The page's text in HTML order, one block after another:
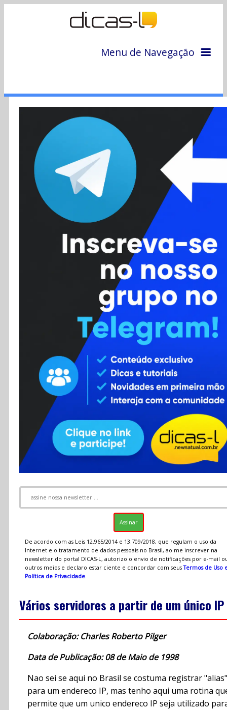
Menu de Navegação
Colunas
Colaboradores
Cursos
Enviar Dica
Contato
RSS
De acordo com as Leis 12.965/2014 e 13.709/2018, que regulam o uso da
Internet e o tratamento de dados pessoais no Brasil, ao me inscrever na
newsletter do portal DICAS-L, autorizo o envio de notificações por e-mail
outros meios e declaro estar ciente e concordar com seusTermos de Uso
Política de Privacidade.
Vários servidores a partir de um único IP
Colaboração: Charles Roberto Pilger
Data de Publicação: 08 de Maio de 1998
Nao sei se aqui no Brasil se costuma registrar "alias"
para um endereco IP, mas tenho aqui uma rotina
permite que um unico endereco IP seja utilizado